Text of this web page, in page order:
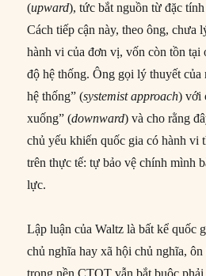
(upward), tức bắt nguồn từ đặc
Cách tiếp cận này, theo ông, chưa
hành vi của đơn vị, vốn còn tồn tại
độ hệ thống. Ông gọi lý thuyết của
hệ thống” (systemist approach) với
xuống” (downward) và cho rằng
chủ yếu khiến quốc gia có hành vi
trên thực tế: tự bảo vệ chính mình
lực.
Lập luận của Waltz là bất kể quốc
chủ nghĩa hay xã hội chủ nghĩa,
trong nền CTQT vẫn bắt buộc